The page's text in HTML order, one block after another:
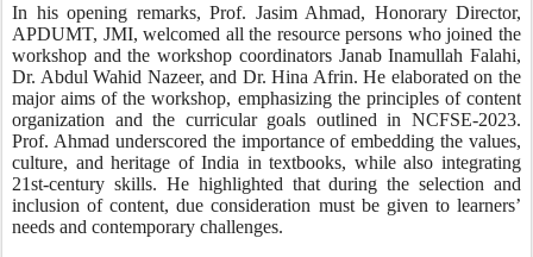
In his opening remarks, Prof. Jasim Ahmad, Honorary Director,
APDUMT, JMI, welcomed all the resource persons who joined the
workshop and the workshop coordinators Janab Inamullah Falahi,
Dr. Abdul Wahid Nazeer, and Dr. Hina Afrin. He elaborated on the
major aims of the workshop, emphasizing the principles of content
organization and the curricular goals outlined in NCFSE-2023.
Prof. Ahmad underscored the importance of embedding the values,
culture, and heritage of India in textbooks, while also integrating
21st-century skills. He highlighted that during the selection and
inclusion of content, due consideration must be given to learners’
needs and contemporary challenges.